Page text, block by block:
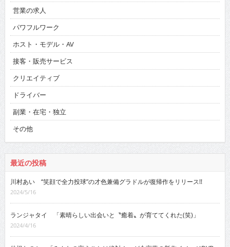
営業の求人
パワフルワーク
ホスト・モデル・AV
接客・販売サービス
クリエイティブ
ドライバー
副業・在宅・独立
その他
最近の投稿
川村あい “笑顔で全力投球”の才色兼備グラドルが復帰作をリリース!!
2024/5/16
ランジャタイ 「素晴らしい出会いと〝癒着〟が育ててくれた(笑)」
2024/4/16